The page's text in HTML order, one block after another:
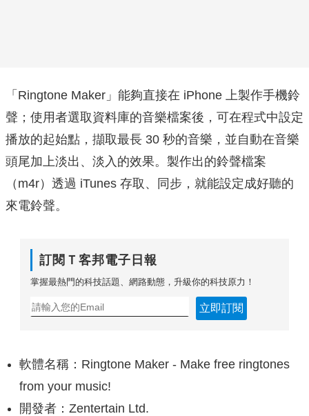
「Ringtone Maker」能夠直接在 iPhone 上製作手機鈴
聲；使用者選取資料庫的音樂檔案後，可在程式中設定
播放的起始點，擷取最長 30 秒的音樂，並自動在音樂
頭尾加上淡出、淡入的效果。製作出的鈴聲檔案
（m4r）透過 iTunes 存取、同步，就能設定成好聽的
來電鈴聲。
訂閱Ｔ客邦電子日報
掌握最熱門的科技話題、網路動態，升級你的科技原力！
立即訂閱
軟體名稱：Ringtone Maker - Make free ringtones
from your music!
開發者：Zentertain Ltd.